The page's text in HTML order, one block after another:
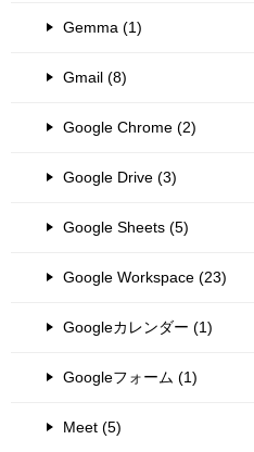
Gemma (1)
Gmail (8)
Google Chrome (2)
Google Drive (3)
Google Sheets (5)
Google Workspace (23)
Googleカレンダー (1)
Googleフォーム (1)
Meet (5)